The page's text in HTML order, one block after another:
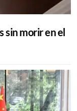
sin morir en el